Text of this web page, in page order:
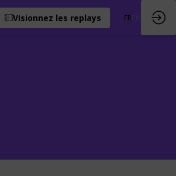
Visionnez les replays FR